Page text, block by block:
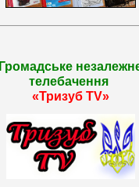
Громадське
телебачення
«Тризуб TV»